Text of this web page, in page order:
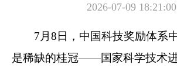
2026-07-09 18:21:00
7月8日，中国科技奖励体系
是稀缺的桂冠——国家科学技术进